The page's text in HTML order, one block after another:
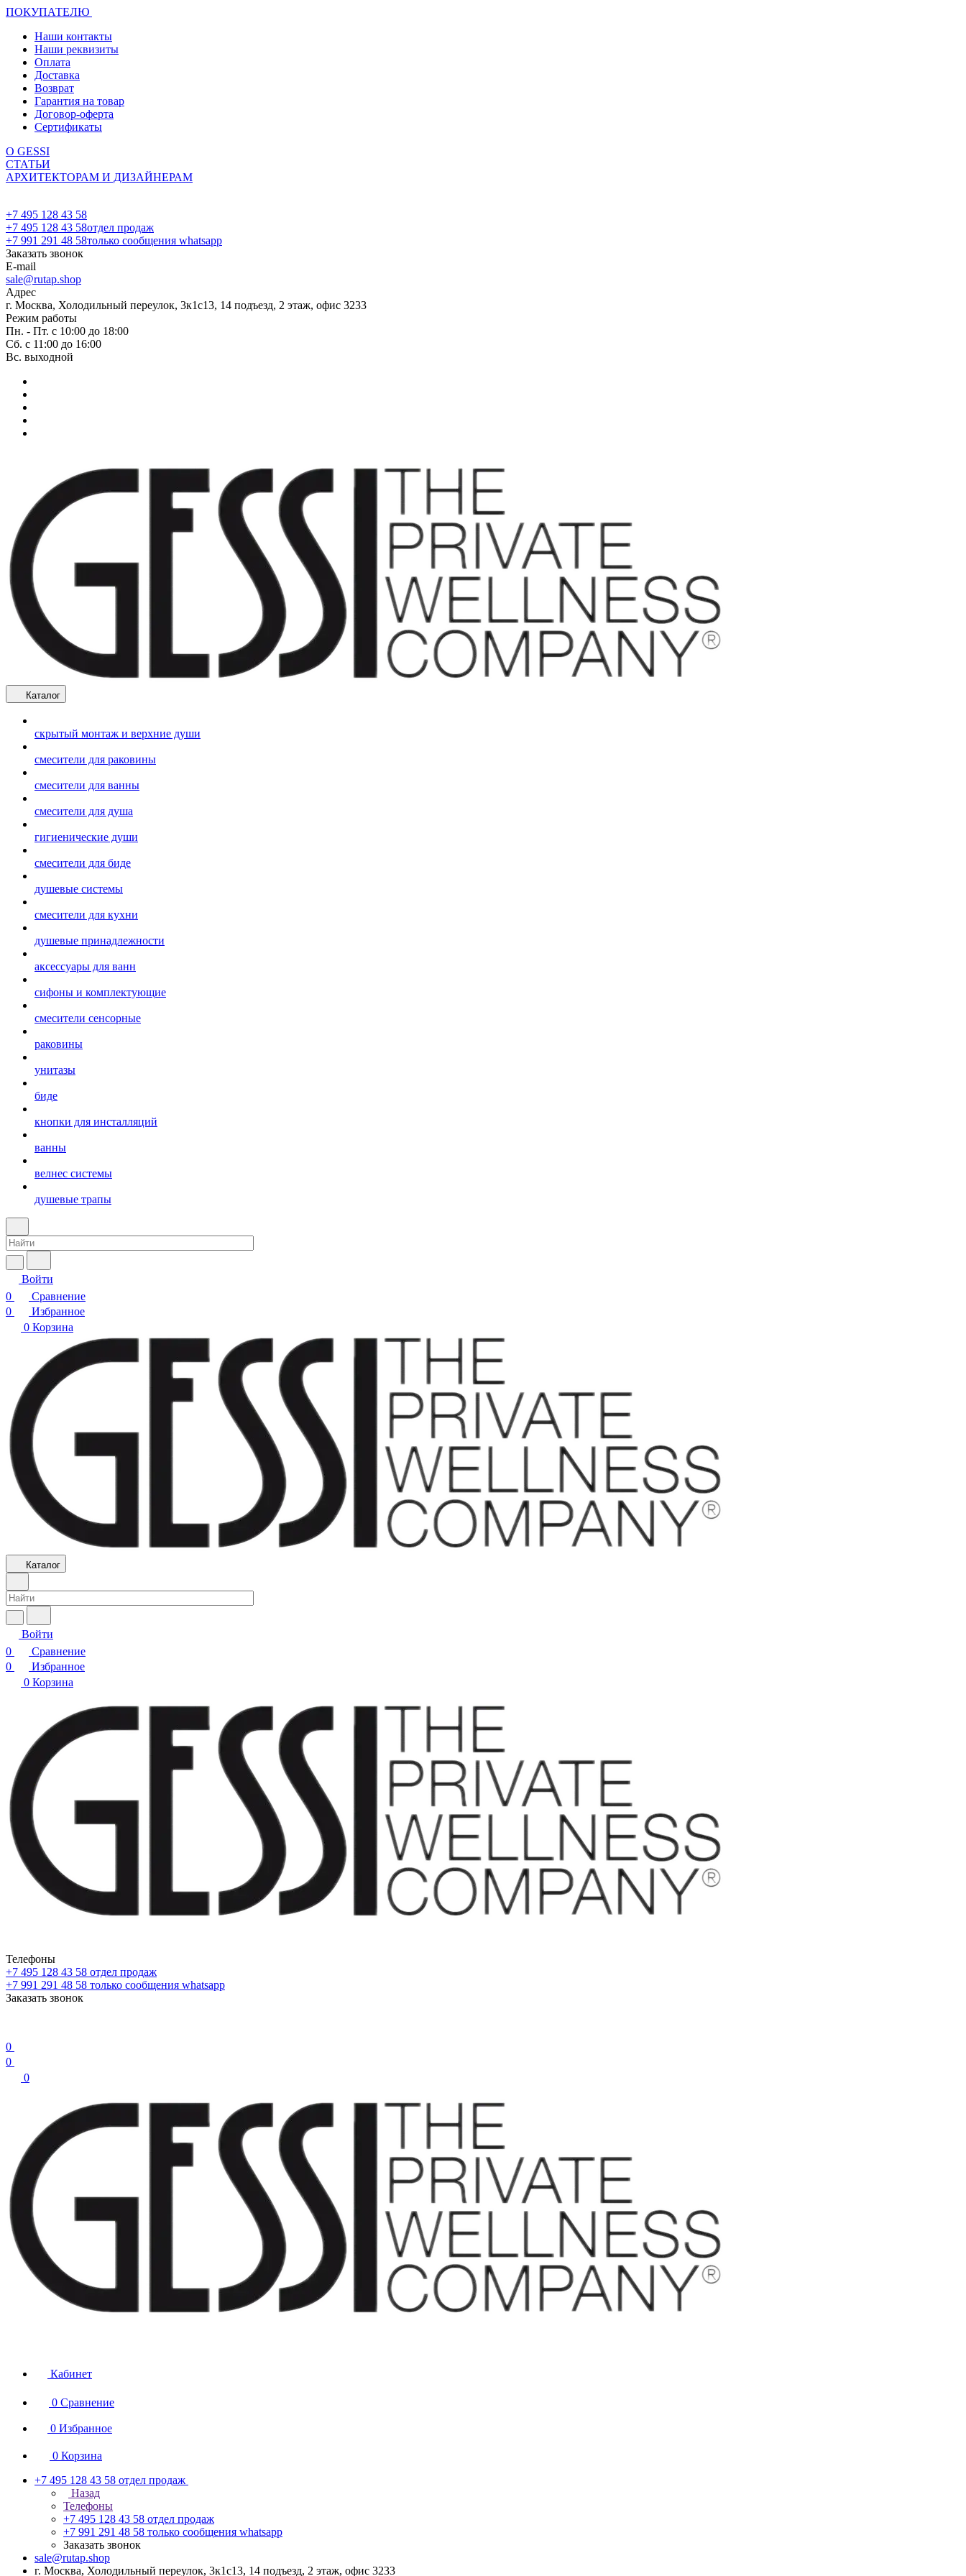
ПОКУПАТЕЛЮ
Наши контакты
Наши реквизиты
Оплата
Доставка
Возврат
Гарантия на товар
Договор-оферта
Сертификаты
О GESSI
СТАТЬИ
АРХИТЕКТОРАМ И ДИЗАЙНЕРАМ
+7 495 128 43 58
+7 495 128 43 58отдел продаж
+7 991 291 48 58только сообщения whatsapp
Заказать звонок
E-mail
sale@rutap.shop
Адрес
г. Москва, Холодильный переулок, 3к1с13, 14 подъезд, 2 этаж, офис 3233
Режим работы
Пн. - Пт. с 10:00 до 18:00
Сб. с 11:00 до 16:00
Вс. выходной
Каталог
скрытый монтаж и верхние души
смесители для раковины
смесители для ванны
смесители для душа
гигиенические души
смесители для биде
душевые системы
смесители для кухни
душевые принадлежности
аксессуары для ванн
сифоны и комплектующие
смесители сенсорные
раковины
унитазы
биде
кнопки для инсталляций
ванны
велнес системы
душевые трапы
Войти
0
Сравнение
0
Избранное
0 Корзина
Каталог
Войти
0
Сравнение
0
Избранное
0 Корзина
Телефоны
+7 495 128 43 58 отдел продаж
+7 991 291 48 58 только сообщения whatsapp
Заказать звонок
0
0
0
Кабинет
0 Сравнение
0 Избранное
0 Корзина
+7 495 128 43 58 отдел продаж
Назад
Телефоны
+7 495 128 43 58 отдел продаж
+7 991 291 48 58 только сообщения whatsapp
Заказать звонок
sale@rutap.shop
г. Москва, Холодильный переулок, 3к1с13, 14 подъезд, 2 этаж, офис 3233